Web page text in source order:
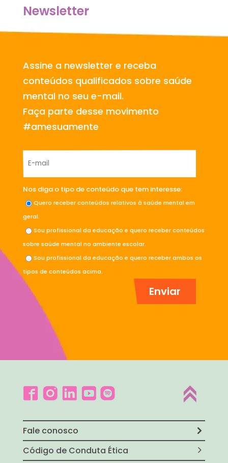
Newsletter
Assine a newsletter e receba
conteúdos qualificados sobre saúde
mental no seu e-mail.
Faça parte desse movimento
#amesuamente
Nos diga o tipo de conteúdo que tem interesse:
Quero receber conteúdos relativos à saúde mental em
geral.
Sou profissional da educação e quero receber conteúdos
sobre saúde mental no ambiente escolar.
Sou profissional da educação e quero receber ambos os
tipos de conteúdos acima.
Fale conosco
Código de Conduta Ética